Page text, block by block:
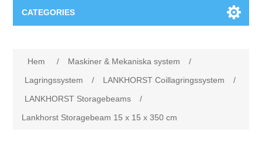
CATEGORIES
Metallkapning
Utbildning
Hem / Maskiner & Mekaniska system
/
Lagringssystem
/ LANKHORST Coillagringssystem
/
LANKHORST Storagebeams
/
Lankhorst Storagebeam 15 x 15 x 350 cm